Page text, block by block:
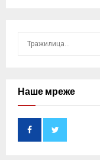
cНаше мреже